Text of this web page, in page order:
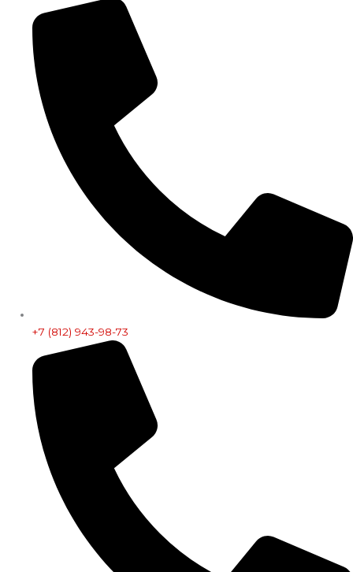
+7 (812) 943-98-73